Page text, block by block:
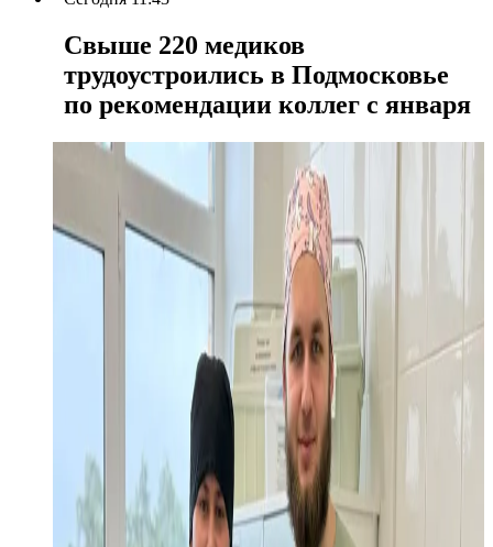
Свыше 220 медиков
трудоустроились в Подмосковье
по рекомендации коллег с января